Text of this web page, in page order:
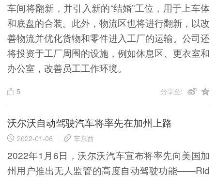
车间将翻新，并引入新的“结婚”工位，用于上车体
和底盘的合装。此外，物流区也将进行翻新，以改
善物流并优化货物和零件进入工厂的运输。公司还
将投资于工厂周围的设施，例如休息区、更衣室和
办公室，改善员工工作环境。
5 分享至:
沃尔沃自动驾驶汽车将率先在加州上路
2022-01-06 车东西
2022年1月6日，沃尔沃汽车宣布将率先向美国加
州用户推出无人监管的高度自动驾驶功能——Rid